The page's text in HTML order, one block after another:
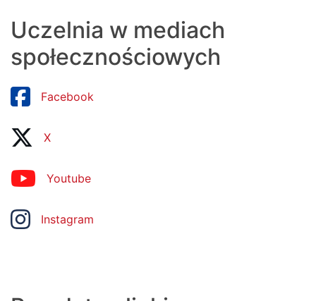
Uczelnia w mediach
społecznościowych
Facebook
X
Youtube
Instagram